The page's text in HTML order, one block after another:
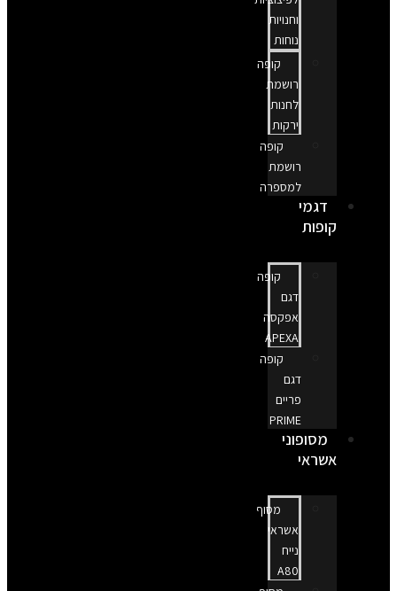
וחנויות
נוחות
קופה
רושמת
לחנות
ירקות
קופה
רושמת
למספרה
דגמי
קופות
קופה
דגם
אפקסה
APEXA
קופה
דגם
פריים
PRIME
מסופוני
אשראי
מסוף
אשראי
נייח
A80